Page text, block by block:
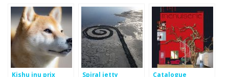
Kishu inu prix
Spiral jetty
Catalogue